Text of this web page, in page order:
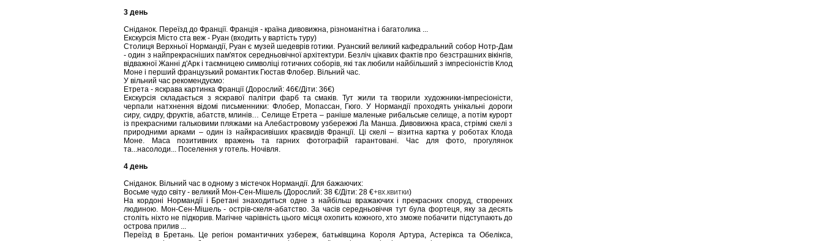
3 день
Сніданок. Переїзд до Франції. Франція - країна дивовижна, різноманітна і багатолика ...
Екскурсія Місто ста веж - Руан (входить у вартість туру)
Столиця Верхньої Нормандії, Руан є музей шедеврів готики. Руанский великий кафедральний собор Нотр-Дам
- один з найпрекрасніших пам'яток середньовічної архітектури. Безліч цікавих фактів про безстрашних вікінгів,
відважної Жанні д'Арк і таємницею символіці готичних соборів, які так любили найбільший з імпресіоністів Клод
Моне і перший французький романтик Гюстав Флобер. Вільний час.
У вільний час рекомендуємо:
Етрета - яскрава картинка Франції (Дорослий: 46€/Діти: 36€)
Екскурсія складається з яскравої палітри фарб та смаків. Тут жили та творили художники-імпресіоністи,
черпали натхнення відомі письменники: Флобер, Мопассан, Гюго. У Нормандії проходять унікальні дороги
сиру, сидру, фруктів, абатств, млинів… Селище Етрета – раніше маленьке рибальське селище, а потім курорт
із прекрасними гальковими пляжами на Алебастровому узбережжі Ла Манша. Дивовижна краса, стрімкі скелі з
природними арками – один із найкрасивіших краєвидів Франції. Ці скелі – візитна картка у роботах Клода
Моне. Маса позитивних вражень та гарних фотографій гарантовані. Час для фото, прогулянок
та...насолоди... Поселення у готель. Ночівля.
4 день
Сніданок. Вільний час в одному з містечок Нормандії. Для бажаючих:
Восьме чудо світу - великий Мон-Сен-Мішель (Дорослий: 38 €/Діти: 28 €+вх.квитки)
На кордоні Нормандії і Бретані знаходиться одне з найбільш вражаючих і прекрасних споруд, створених
людиною. Мон-Сен-Мішель - острів-скеля-абатство. За часів середньовіччя тут була фортеця, яку за десять
століть ніхто не підкорив. Магічне чарівність цього місця охопить кожного, хто зможе побачити підступають до
острова прилив ...
Переїзд в Бретань. Це регіон романтичних узбереж, батьківщина Короля Артура, Астерікса та Обелікса,